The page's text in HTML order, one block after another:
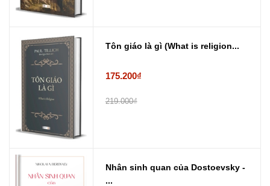
Tôn giáo là gì (What is religion...
175.200₫
219.000₫
Nhân sinh quan của Dostoevsky -
...